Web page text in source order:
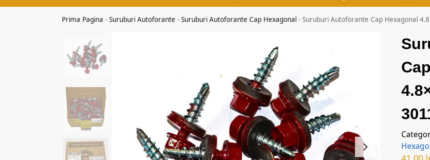
Prima Pagina -Suruburi Autoforante -Suruburi Autoforante Cap Hexagonal -Suruburi Autoforante Cap Hexagonal